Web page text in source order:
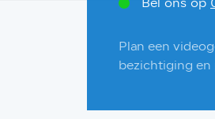
Plan een
bezichtiging